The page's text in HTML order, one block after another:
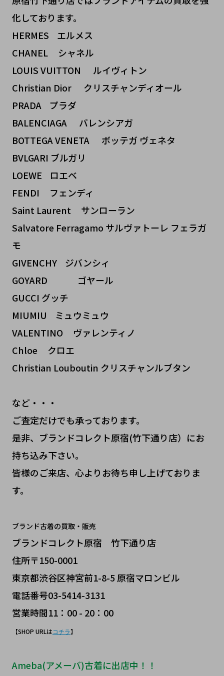
化しております。
HERMES エルメス
CHANEL シャネル
LOUIS VUITTON ルイヴィトン
Christian Dior クリスチャンディオール
PRADA プラダ
BALENCIAGA バレンシアガ
BOTTEGA VENETA ボッテガ ヴェネタ
BVLGARI ブルガリ
LOEWE ロエベ
FENDI フェンディ
Saint Laurent サンローラン
Salvatore Ferragamo サルヴァトーレ フェラガ
モ
GIVENCHY ジバンシィ
GOYARD ゴヤール
GUCCI グッチ
MIUMIU ミュウミュウ
VALENTINO ヴァレンティノ
Chloe クロエ
Christian Louboutin クリスチャンルブタン
など・・・
ご査定だけでも承っております。
是非、ブランドコレクト原宿(竹下通り店）にお
持ち込み下さい。
皆様のご来店、心よりお待ち申し上げておりま
す。
ブランド古着の買取・販売
ブランドコレクト原宿 竹下通り店
住所〒150-0001
東京都渋谷区神宮前1-8-5 原宿マロンビル
電話番号03-5414-3131
営業時間11：00 - 20：00
【SHOP URLはコチラ】
Ameba(アメーバ)古着に出店中！！